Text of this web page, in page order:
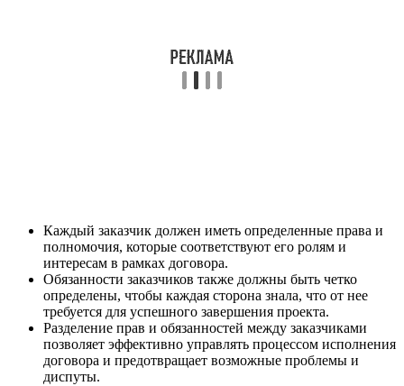
Каждый заказчик должен иметь определенные права и
полномочия, которые соответствуют его ролям и
интересам в рамках договора.
Обязанности заказчиков также должны быть четко
определены, чтобы каждая сторона знала, что от нее
требуется для успешного завершения проекта.
Разделение прав и обязанностей между заказчиками
позволяет эффективно управлять процессом исполнения
договора и предотвращает возможные проблемы и
диспуты.